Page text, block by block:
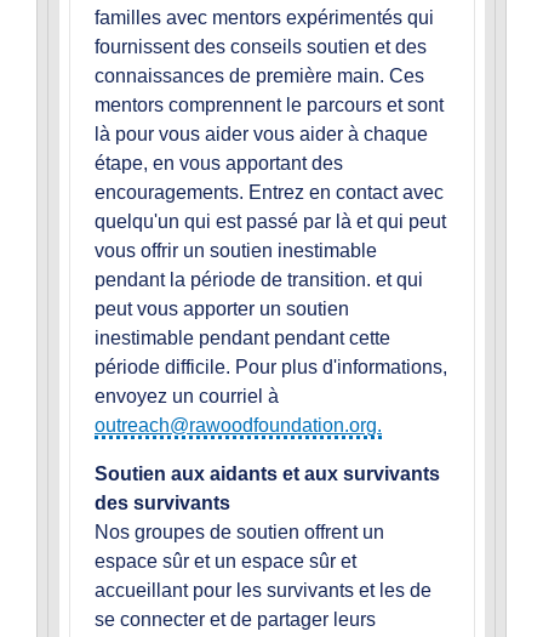
familles avec mentors expérimentés qui
fournissent des conseils soutien et des
connaissances de première main. Ces
mentors comprennent le parcours et sont
là pour vous aider vous aider à chaque
étape, en vous apportant des
encouragements. Entrez en contact avec
quelqu'un qui est passé par là et qui peut
vous offrir un soutien inestimable
pendant la période de transition. et qui
peut vous apporter un soutien
inestimable pendant pendant cette
période difficile. Pour plus d'informations,
envoyez un courriel à
outreach@rawoodfoundation.org.
Soutien aux aidants et aux survivants
des survivants
Nos groupes de soutien offrent un
espace sûr et un espace sûr et
accueillant pour les survivants et les de
se connecter et de partager leurs